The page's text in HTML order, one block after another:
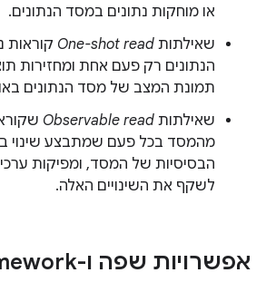
או מוחקות נתונים במסד הנתונים.
שאילתות One-shot read קוראות
הנתונים רק פעם אחת ומחזירות
תמונת המצב של מסד הנתונים
שאילתות Observable read
מהמסד בכל פעם שמתבצע שינוי
הבסיסיות של המסד, ומפיקות
לשקף את השינויים האלה.
אפשרויות שפה ו-framework